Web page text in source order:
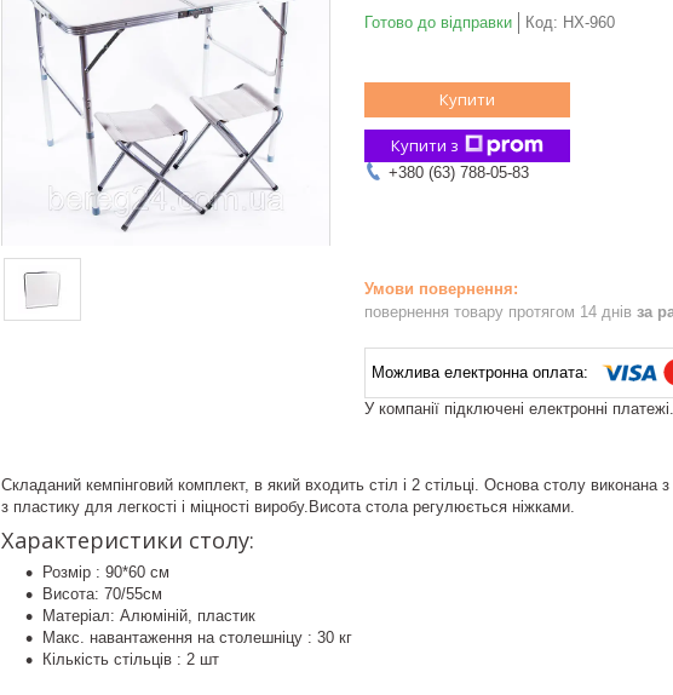
Готово до відправки Код: HX-960
Купити
Купити з
+380 (63) 788-05-83
повернення товару протягом 14 днів за
У компанії підключені електронні
Складаний кемпінговий комплект, в який входить стіл і 2 стільці. Основа столу
з пластику для легкості і міцності виробу.Висота стола регулюється ніжками.
Характеристики столу:
Розмір : 90*60 см
Висота: 70/55см
Матеріал: Алюміній, пластик
Макс. навантаження на столешніцу : 30 кг
Кількість стільців : 2 шт